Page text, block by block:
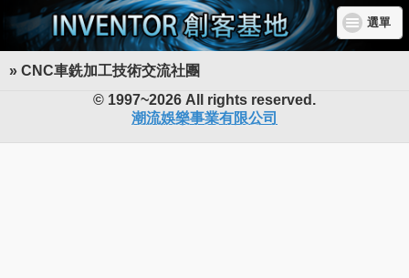
選單
» CNC車銑加工技術交流社團
INVENTOR 創客基地
© 1997~2026 All rights reserved.
潮流娛樂事業有限公司